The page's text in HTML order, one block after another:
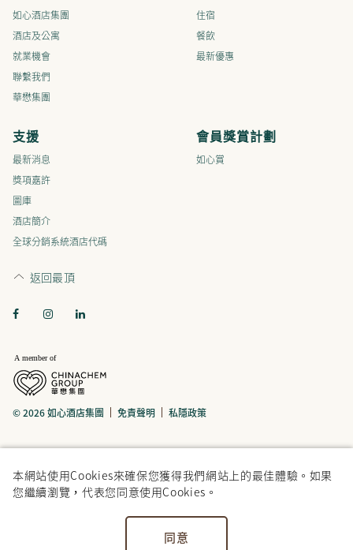
如心酒店集團
酒店及公寓
就業機會
聯繫我們​​​​​​​​
華懋集團
住宿
餐飲
最新優惠
支援
最新消息
獎項嘉許
圖庫
酒店簡介
全球分銷系統酒店代碼
會員獎賞計劃
如心賞
返回最頂
© 2026 如心酒店集團 免責聲明 私隱政策
本網站使用Cookies來確保您獲得我們網站上的最佳體驗。如果
您繼續瀏覽，代表您同意使用Cookies。
同意